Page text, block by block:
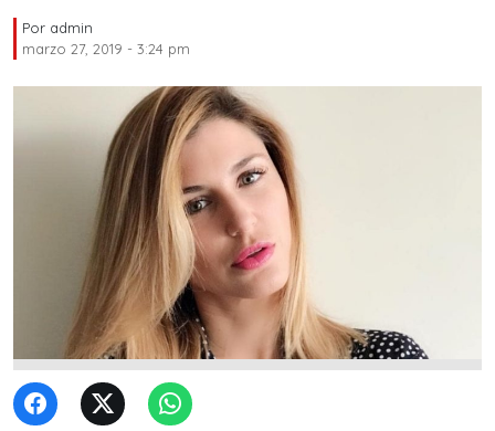
Por admin
marzo 27, 2019 - 3:24 pm